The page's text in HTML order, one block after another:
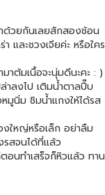
ด้วยกันเลยสักสองช้อน
และชวงเจียค่ะ หรือใคร
ต้มเนื้อจะนุ่มดีนะคะ : )
าลงไป เติมน้ำตาลปี๊บ
มูนิ่ม ชิมน้ำแกงให้ได้รส
งใหญ่หรือเล็ก อย่าลืม
รสจนได้ที่แล้ว
อนทำเสร็จก็หิวแล้ว ทาน